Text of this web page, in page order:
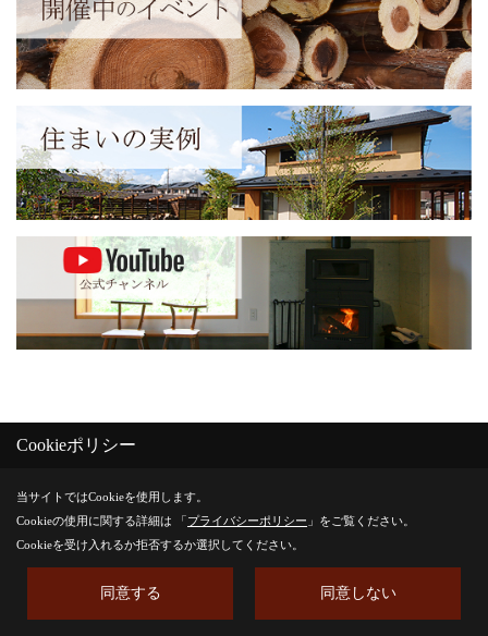
前の記事
記事一覧
Cookieポリシー
当サイトではCookieを使用します。
Cookieの使用に関する詳細は 「プライバシーポリシー 」をご覧ください。
Cookieを受け入れるか拒否するか選択してください。
同意する 同意しない